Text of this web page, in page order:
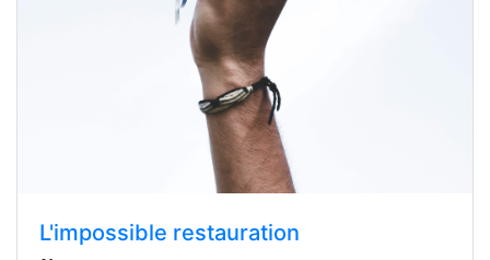
L'impossible restauration